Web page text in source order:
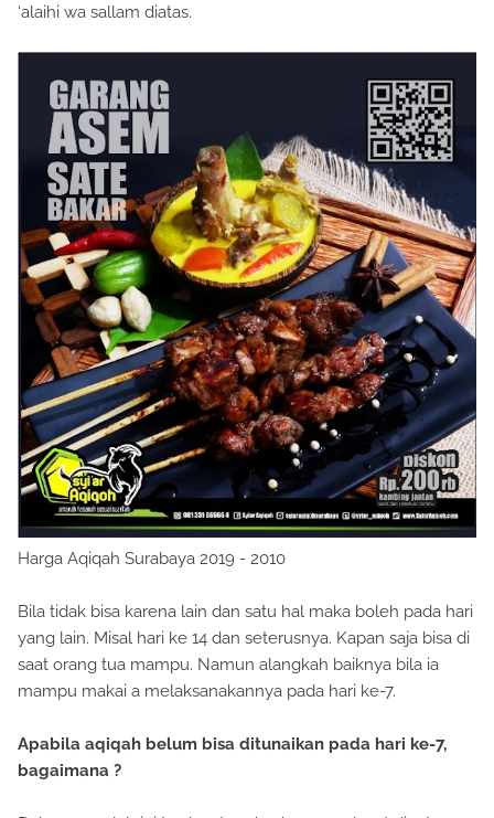
‘alaihi wa sallam diatas.
Harga Aqiqah Surabaya 2019 - 2010
Bila tidak bisa karena lain dan satu hal maka boleh pada hari
yang lain. Misal hari ke 14 dan seterusnya. Kapan saja bisa di
saat orang tua mampu. Namun alangkah baiknya bila ia
mampu makai a melaksanakannya pada hari ke-7.
Apabila aqiqah belum bisa ditunaikan pada hari ke-7,
bagaimana ?